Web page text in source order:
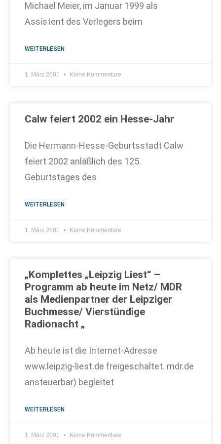
Michael Meier, im Januar 1999 als
Assistent des Verlegers beim
WEITERLESEN
1. März 2001 Keine Kommentare
Calw feiert 2002 ein Hesse-Jahr
Die Hermann-Hesse-Geburtsstadt Calw
feiert 2002 anläßlich des 125.
Geburtstages des
WEITERLESEN
1. März 2001 Keine Kommentare
„Komplettes „Leipzig Liest“ –
Programm ab heute im Netz/ MDR
als Medienpartner der Leipziger
Buchmesse/ Vierstündige
Radionacht „
Ab heute ist die Internet-Adresse
www.leipzig-liest.de freigeschaltet. mdr.de
ansteuerbar) begleitet
WEITERLESEN
1. März 2001 Keine Kommentare